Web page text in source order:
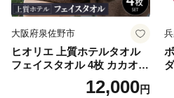
大阪府泉佐野市
ヒオリエ 上質ホテルタオル
フェイスタオル 4枚 カカオ
【タオル 泉州タオル 吸水 普
段使い 無地 シンプル 日用品
12,000円